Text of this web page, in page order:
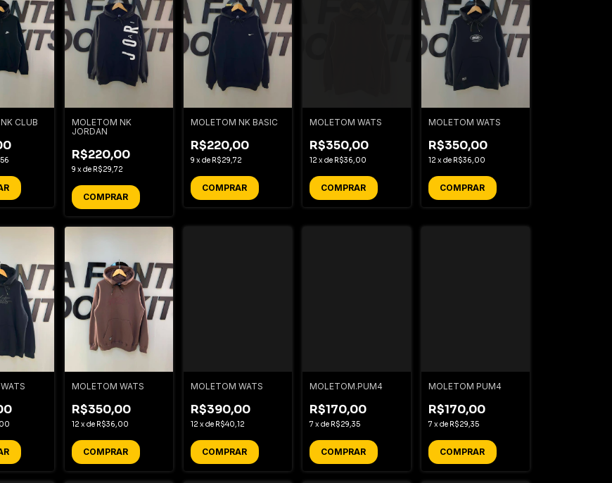
CLUB
MOLETOM NK
JORDAN
R$220,00
9 xde R$29,72
COMPRAR
MOLETOM NK BASIC
R$220,00
9 xde R$29,72
COMPRAR
MOLETOM WATS
R$350,00
12 xde R$36,00
COMPRAR
MOLETOM WATS
R$350,00
12 xde R$36,00
COMPRAR
MOLETOM WATS
R$350,00
12 xde R$36,00
COMPRAR
MOLETOM WATS
R$390,00
12 xde R$40,12
COMPRAR
MOLETOM.PUM4
R$170,00
7 xde R$29,35
COMPRAR
MOLETOM PUM4
R$170,00
7 xde R$29,35
COMPRAR